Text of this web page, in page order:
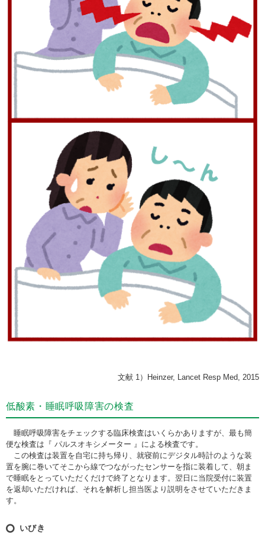
文献 1）Heinzer, Lancet Resp Med, 2015
低酸素・睡眠呼吸障害の検査
睡眠呼吸障害をチェックする臨床検査はいくらかありますが、最も簡
便な検査は『 パルスオキシメーター 』による検査です。
この検査は装置を自宅に持ち帰り、就寝前にデジタル時計のような装
置を腕に巻いてそこから線でつながったセンサーを指に装着して、朝ま
で睡眠をとっていただくだけで終了となります。翌日に当院受付に装置
を返却いただければ、それを解析し担当医より説明をさせていただきま
す。
いびき